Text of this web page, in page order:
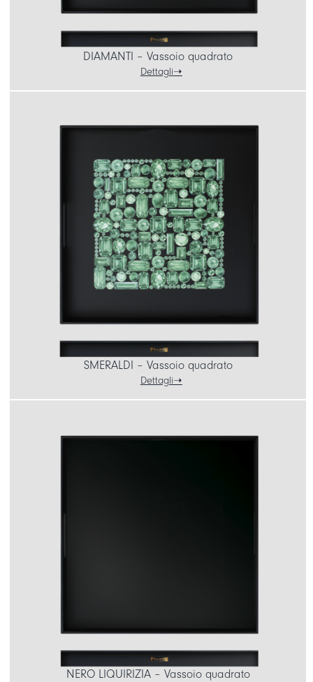
DIAMANTI – Vassoio quadrato
Dettagli
SMERALDI – Vassoio quadrato
Dettagli
NERO LIQUIRIZIA – Vassoio quadrato